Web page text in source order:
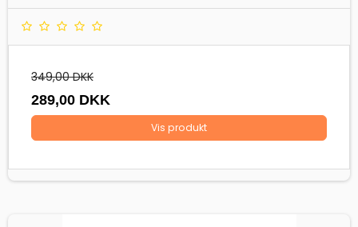
349,00 DKK
289,00 DKK
Vis produkt